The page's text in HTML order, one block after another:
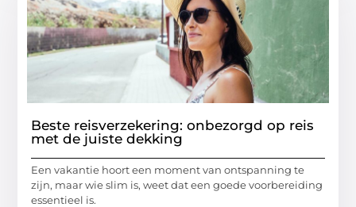
Beste reisverzekering: onbezorgd op reis
met de juiste dekking
Een vakantie hoort een moment van ontspanning te
zijn, maar wie slim is, weet dat een goede voorbereiding
essentieel is.